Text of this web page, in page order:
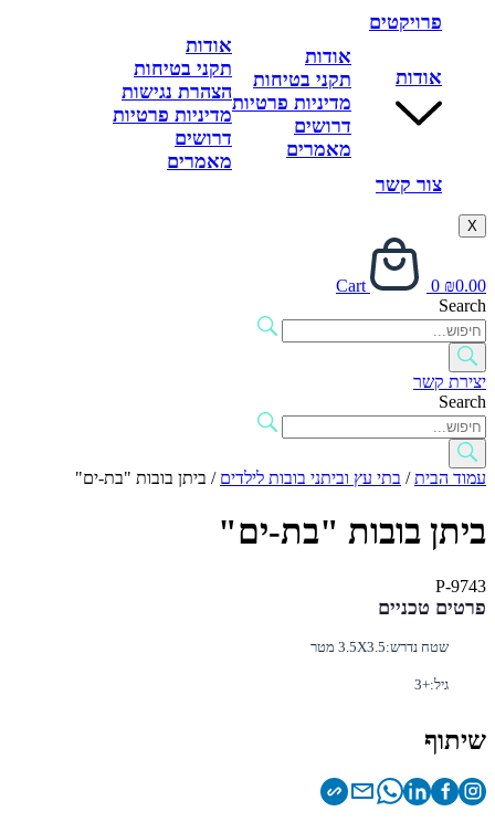
פרויקטים
אודות
אודות
תקני בטיחות
מדיניות פרטיות
דרושים
מאמרים
אודות
תקני בטיחות
הצהרת נגישות
מדיניות פרטיות
דרושים
מאמרים
צור קשר
₪0.00
0
Cart
Search
יצירת קשר
Search
עמוד הבית/בתי עץ וביתני בובות לילדים/ ביתן בובות "בת-ים"
ביתן בובות "בת-ים"
P-9743
פרטים טכניים
שטח נדרש:3.5X3.5 מטר
גיל:+3
שיתוף